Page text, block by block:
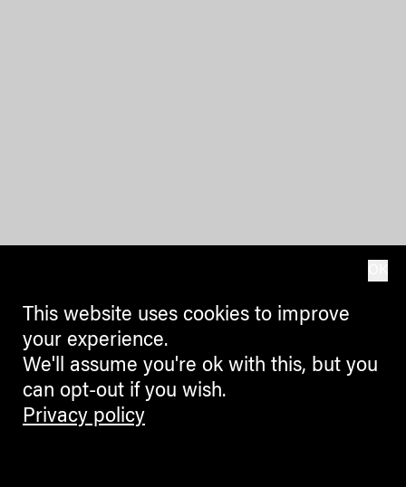
This website uses cookies to improve
your experience.
We'll assume you're ok with this, but you
can opt-out if you wish.
Privacy policy